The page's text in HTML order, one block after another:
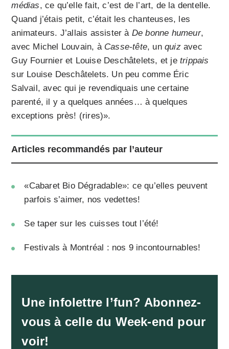
médias, ce qu’elle fait, c’est de l’art, de la dentelle.
Quand j’étais petit, c’était les chanteuses, les
animateurs. J’allais assister à De bonne humeur,
avec Michel Louvain, à Casse-tête, unquizavec
Guy Fournier et Louise Deschâtelets, et jetrippais
sur Louise Deschâtelets. Un peu comme Éric
Salvail, avec qui je revendiquais une certaine
parenté, il y a quelques années… à quelques
exceptions près! (rires)».
Articles recommandés par l’auteur
«Cabaret Bio Dégradable»: ce qu’elles peuvent
parfois s’aimer, nos vedettes!
Se taper sur les cuisses tout l’été!
Festivals à Montréal : nos 9 incontournables!
Une infolettre l’fun? Abonnez-
vous à celle du Week-end pour
voir!